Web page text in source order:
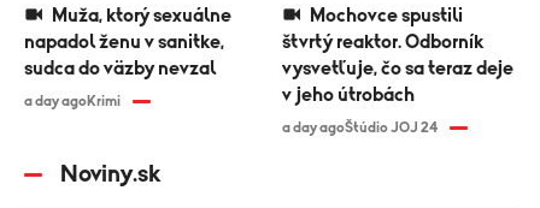
napadol ženu v sanitke,
sudca do väzby nevzal
a day agoKrimi
štvrtý reaktor. Odborník
vysvetľuje, čo sa teraz deje
v jeho útrobách
a day agoŠtúdio JOJ 24
Noviny.sk